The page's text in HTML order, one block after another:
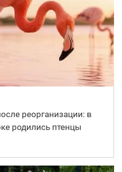
реорганизации: в
родились птенцы